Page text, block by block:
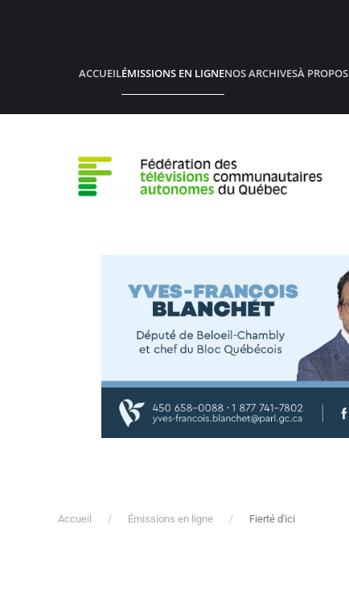
ACCUEILÉMISSIONS EN LIGNENOS ARCHIVESÀ PROPOS
Accueil Émissions en ligne Fierté d'ici